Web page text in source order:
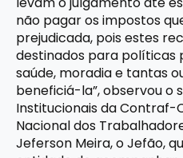
não pagar os impostos
prejudicada, pois estes
destinados para políticas
saúde, moradia e tantas
beneficiá-la”, observou o
Institucionais da Contraf-
Nacional dos
Jeferson Meira, o Jefão,